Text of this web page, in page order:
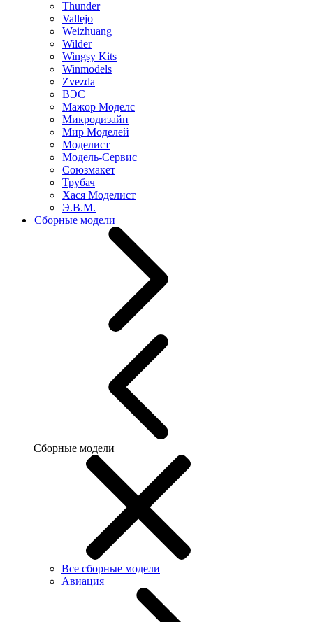
Thunder
Vallejo
Weizhuang
Wilder
Wingsy Kits
Winmodels
Zvezda
ВЭС
Мажор Моделс
Микродизайн
Мир Моделей
Моделист
Модель-Сервис
Союзмакет
Трубач
Хася Моделист
Э.В.М.
Сборные модели
Сборные модели
Все сборные модели
Авиация